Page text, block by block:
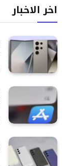
اخر الاخبار